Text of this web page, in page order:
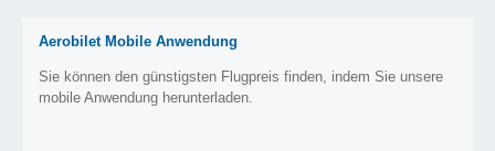
Aerobilet Mobile Anwendung
Sie können den günstigsten Flugpreis finden, indem Sie unsere
mobile Anwendung herunterladen.